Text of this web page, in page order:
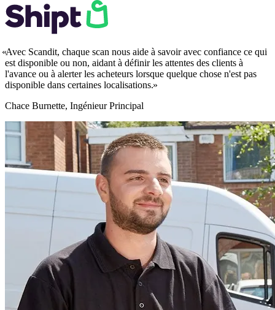
Avec Scandit, chaque scan nous aide à savoir avec confiance ce qui
est disponible ou non, aidant à définir les attentes des clients à
l'avance ou à alerter les acheteurs lorsque quelque chose n'est pas
disponible dans certaines localisations.
Chace Burnette, Ingénieur Principal